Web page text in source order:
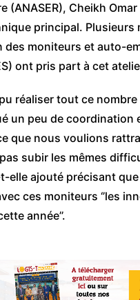
(ANASER), Cheikh Omar
principal. Plusieurs
des moniteurs et auto-
ont pris part à cet
pu réaliser tout ce
un peu de coordination
que nous voulions
subir les mêmes
t-elle ajouté précisant
ces moniteurs ‘’les
année’’.